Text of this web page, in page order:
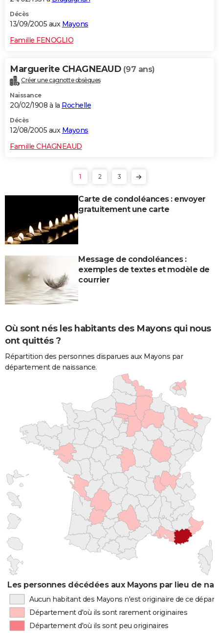
Décès
13/09/2005 aux Mayons
Famille FENOGLIO
Marguerite CHAGNEAUD (97 ans)
Créer une cagnotte obsèques
Naissance
20/02/1908 à la Rochelle
Décès
12/08/2005 aux Mayons
Famille CHAGNEAUD
1 2 3
Carte de condoléances : envoyer
gratuitement une carte
Message de condoléances :
exemples de textes et modèle de
courrier
Où sont nés les habitants des Mayons qui nous
ont quittés ?
Répartition des personnes disparues aux Mayons par
département de naissance.
Les personnes décédées aux Mayons par lieu de
Aucun habitant des Mayons n'est originaire de ce
Département d'où ils sont rarement originaires
Département d'où ils sont peu originaires